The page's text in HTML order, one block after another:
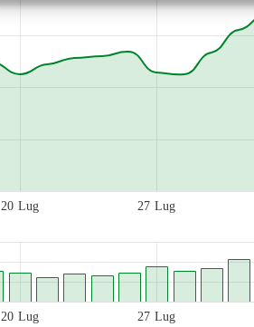
20 Lug 27 Lug
20 Lug 27 Lug